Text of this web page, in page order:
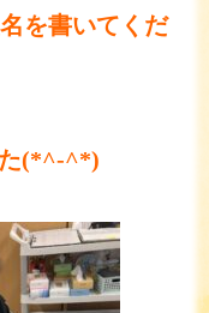
を書いてくだ
(*^-^*)